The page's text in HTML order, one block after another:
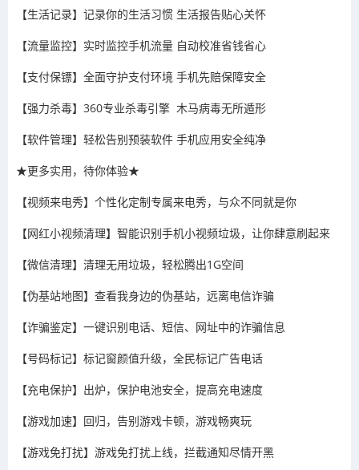
【生活记录】记录你的生活习惯 生活报告贴心关怀
【流量监控】实时监控手机流量 自动校准省钱省心
【支付保镖】全面守护支付环境 手机先赔保障安全
【强力杀毒】360专业杀毒引擎 木马病毒无所遁形
【软件管理】轻松告别预装软件 手机应用安全纯净
★更多实用，待你体验★
【视频来电秀】个性化定制专属来电秀，与众不同就是你
【网红小视频清理】智能识别手机小视频垃圾，让你肆意刷起来
【微信清理】清理无用垃圾，轻松腾出1G空间
【伪基站地图】查看我身边的伪基站，远离电信诈骗
【诈骗鉴定】一键识别电话、短信、网址中的诈骗信息
【号码标记】标记窗颜值升级，全民标记广告电话
【充电保护】出炉，保护电池安全，提高充电速度
【游戏加速】回归，告别游戏卡顿，游戏畅爽玩
【游戏免打扰】游戏免打扰上线，拦截通知尽情开黑